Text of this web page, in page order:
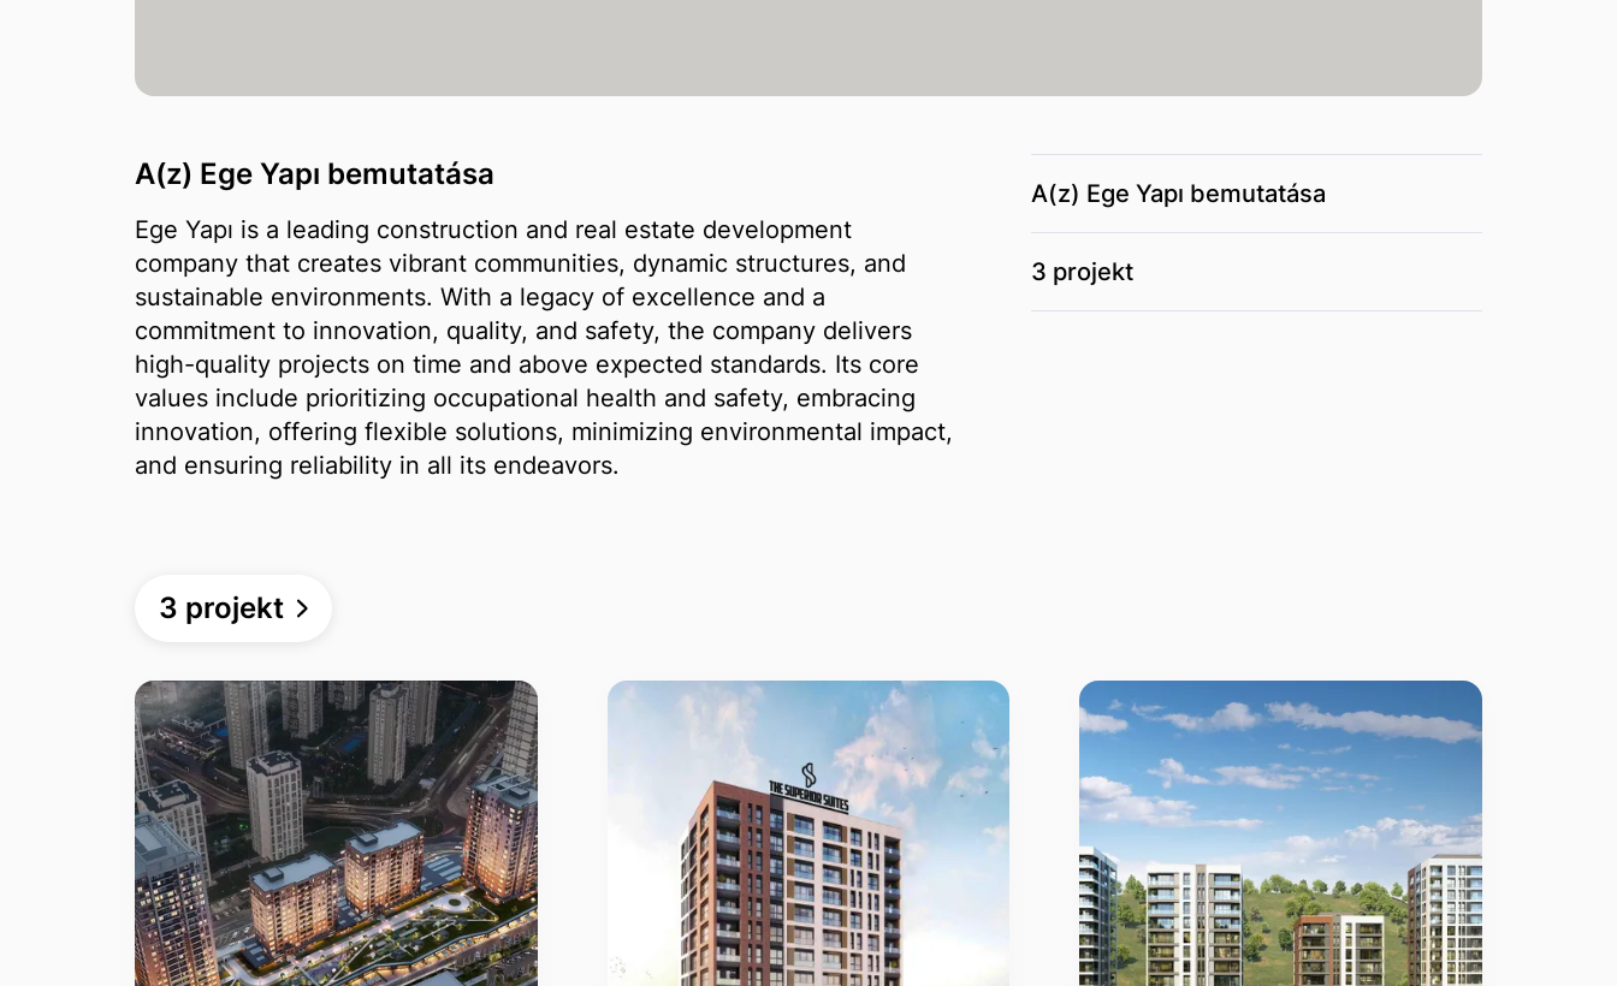
A(z) Ege Yapı bemutatása
Ege Yapı is a leading construction and real estate development
company that creates vibrant communities, dynamic structures, and
sustainable environments. With a legacy of excellence and a
commitment to innovation, quality, and safety, the company delivers
high-quality projects on time and above expected standards. Its core
values include prioritizing occupational health and safety, embracing
innovation, offering flexible solutions, minimizing environmental impact,
and ensuring reliability in all its endeavors.
A(z) Ege Yapı bemutatása
3 projekt
3 projekt